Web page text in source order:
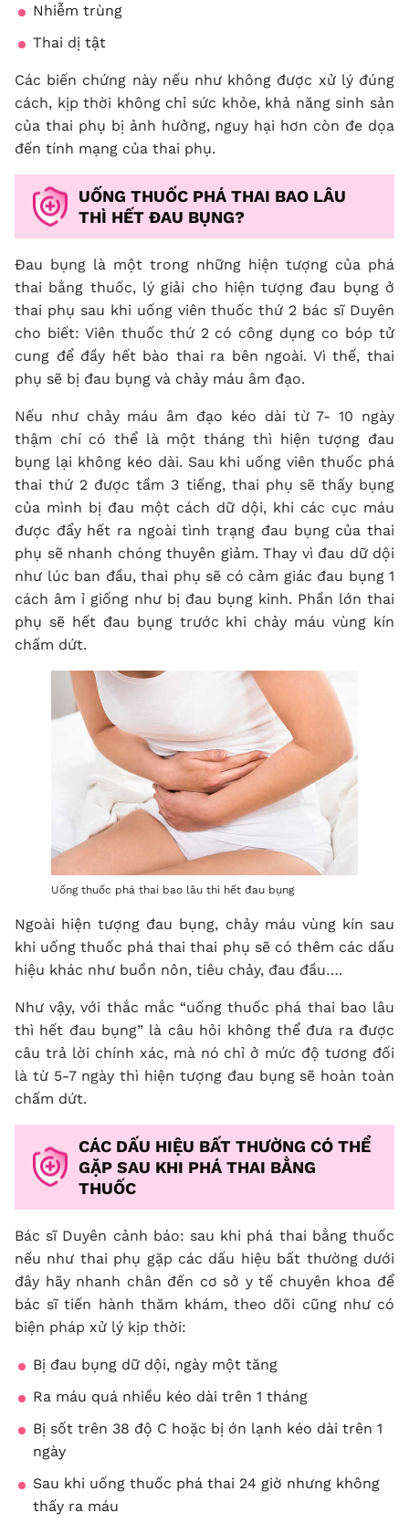
Nhiễm trùng
Thai dị tật
Các biến chứng này nếu như không được xử lý đúng
cách, kịp thời không chỉ sức khỏe, khả năng sinh sản
của thai phụ bị ảnh hưởng, nguy hại hơn còn đe dọa
đến tính mạng của thai phụ.
UỐNG THUỐC PHÁ THAI BAO LÂU
THÌ HẾT ĐAU BỤNG?
Đau bụng là một trong những hiện tượng của phá
thai bằng thuốc, lý giải cho hiện tượng đau bụng ở
thai phụ sau khi uống viên thuốc thứ 2 bác sĩ Duyên
cho biết: Viên thuốc thứ 2 có công dụng co bóp tử
cung để đầy hết bào thai ra bên ngoài. Vì thế, thai
phụ sẽ bị đau bụng và chảy máu âm đạo.
Nếu như chảy máu âm đạo kéo dài từ 7- 10 ngày
thậm chí có thể là một tháng thì hiện tượng đau
bụng lại không kéo dài. Sau khi uống viên thuốc phá
thai thứ 2 được tầm 3 tiếng, thai phụ sẽ thấy bụng
của mình bị đau một cách dữ dội, khi các cục máu
được đẩy hết ra ngoài tình trạng đau bụng của thai
phụ sẽ nhanh chóng thuyên giảm. Thay vì đau dữ dội
như lúc ban đầu, thai phụ sẽ có cảm giác đau bụng 1
cách âm ỉ giống như bị đau bụng kinh. Phần lớn thai
phụ sẽ hết đau bụng trước khi chảy máu vùng kín
chấm dứt.
Uống thuốc phá thai bao lâu thì hết đau bụng
Ngoài hiện tượng đau bụng, chảy máu vùng kín sau
khi uống thuốc phá thai thai phụ sẽ có thêm các dấu
hiệu khác như buồn nôn, tiêu chảy, đau đầu….
Như vậy, với thắc mắc “uống thuốc phá thai bao lâu
thì hết đau bụng” là câu hỏi không thể đưa ra được
câu trả lời chính xác, mà nó chỉ ở mức độ tương đối
là từ 5-7 ngày thì hiện tượng đau bụng sẽ hoàn toàn
chấm dứt.
CÁC DẤU HIỆU BẤT THƯỜNG CÓ THỂ
GẶP SAU KHI PHÁ THAI BẰNG
THUỐC
Bác sĩ Duyên cảnh báo: sau khi phá thai bằng thuốc
nếu như thai phụ gặp các dấu hiệu bất thường dưới
đây hãy nhanh chân đến cơ sở y tế chuyên khoa để
bác sĩ tiến hành thăm khám, theo dõi cũng như có
biện pháp xử lý kịp thời:
Bị đau bụng dữ dội, ngày một tăng
Ra máu quá nhiều kéo dài trên 1 tháng
Bị sốt trên 38 độ C hoặc bị ớn lạnh kéo dài trên 1
ngày
Sau khi uống thuốc phá thai 24 giờ nhưng không
thấy ra máu